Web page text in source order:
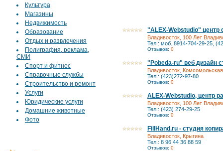
Культура
Магазины
Недвижимость
Образование
Отдых и развлечения
Полиграфия, реклама,
СМИ
Спорт и фитнес
Справочные службы
Строительство и ремонт
Услуги
Юридические услуги
Домашние животные
Фото
"ALEX-Webstudio" центр
Владивосток, 100 Лет
Тел.: моб. 8914-704-29-25,
Отзывов: 0
"Pobeda-ru" веб дизайн
Владивосток,
Тел.: (423)272-97-80
Отзывов: 0
ALEX-Webstudio, центр
Владивосток, 100 Лет
Тел.: (423) 274-29-25
Отзывов: 0
FillHand.ru - студия
Владивосток, Крыгина
Тел.: 8 96 44 36 88 59
Отзывов: 0